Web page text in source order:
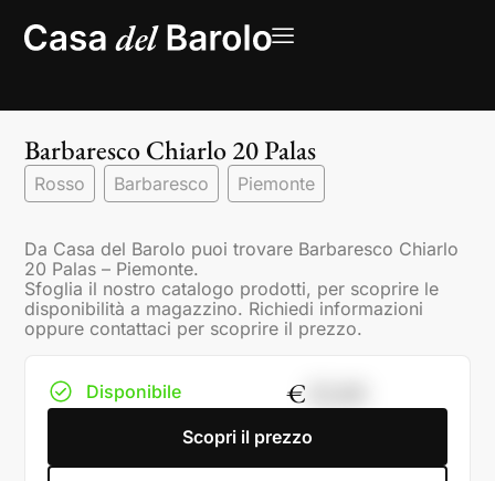
Barbaresco Chiarlo 20 Palas
Rosso Barbaresco Piemonte
Da Casa del Barolo puoi trovare Barbaresco Chiarlo
20 Palas – Piemonte.
Sfoglia il nostro catalogo prodotti, per scoprire le
disponibilità a magazzino. Richiedi informazioni
oppure contattaci per scoprire il prezzo.
Disponibile €
Scopri il prezzo